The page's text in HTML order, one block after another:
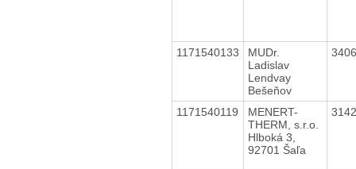
1171540133
MUDr.
Ladislav
Lendvay
Bešeňov
1171540119
MENERT-
THERM, s.r.o.
Hlboká 3,
92701 Šaľa